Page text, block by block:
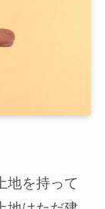
地を持って